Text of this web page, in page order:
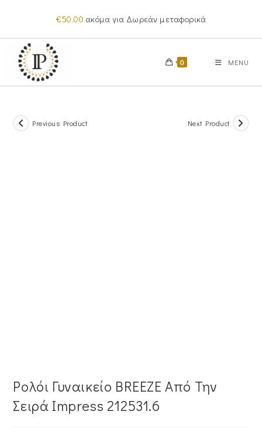
content
€50.00 ακόμα για Δωρεάν μεταφορικά
0 MENU
Previous Product Next Product
Ρολόι Γυναικείο BREEZE Από Την
Σειρά Impress 212531.6